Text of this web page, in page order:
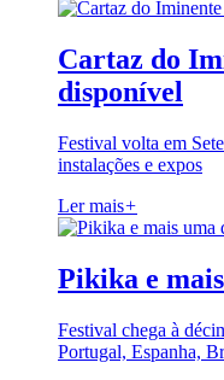
Cartaz do
disponível
Festival volta em
instalações e expos
Ler mais+
Pikika e
Festival chega à
Portugal, Espanha,